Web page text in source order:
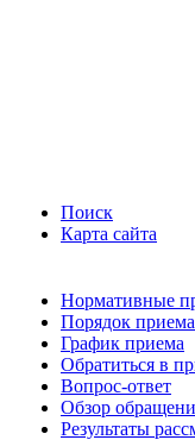
Поиск
Карта сайта
Нормативные
Порядок
График приема
Обратиться в
Вопрос-ответ
Обзор
Результаты